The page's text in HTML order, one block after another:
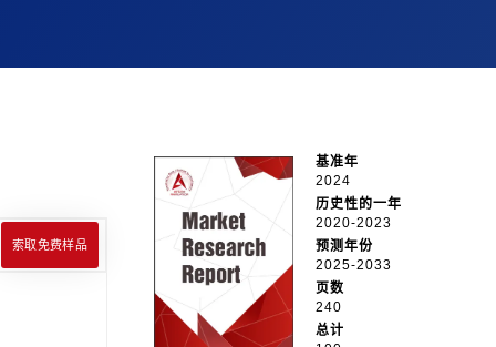
索取免费样品
基准年
2024
历史性的一年
2020-2023
预测年份
2025-2033
页数
240
总计